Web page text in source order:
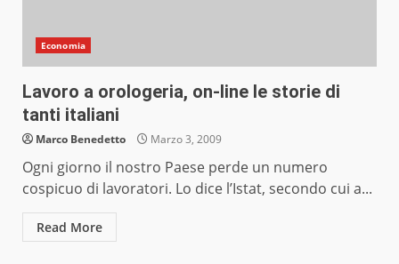
Economia
Lavoro a orologeria, on-line le storie di
tanti italiani
Marco Benedetto Marzo 3, 2009
Ogni giorno il nostro Paese perde un numero
cospicuo di lavoratori. Lo dice l’Istat, secondo cui a...
Read More